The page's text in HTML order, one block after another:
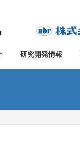
研究開発情報